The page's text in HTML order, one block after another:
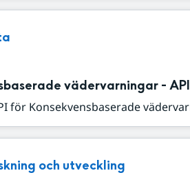
vädervarningar - API
för Konsekvensbaserade
och utveckling